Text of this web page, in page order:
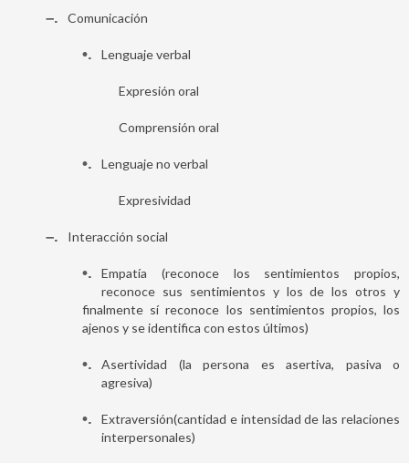
– Comunicación
• Lenguaje verbal
Expresión oral
Comprensión oral
• Lenguaje no verbal
Expresividad
– Interacción social
•
Empatía (reconoce los sentimientos propios,
reconoce sus sentimientos y los de los otros y
finalmente sí reconoce los sentimientos propios, los
ajenos y se identifica con estos últimos)
•
Asertividad (la persona es asertiva, pasiva o
agresiva)
•
Extraversión(cantidad e intensidad de las relaciones
interpersonales)